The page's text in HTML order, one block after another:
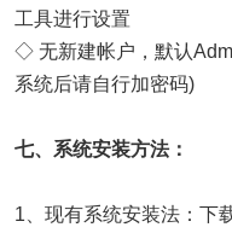
工具进行设置
◇ 无新建帐户，默认
系统后请自行加密码)
七、系统安装方法：
1、现有系统安装法：下